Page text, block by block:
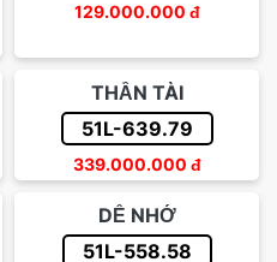
129.000.000 đ
THẦN TÀI
51L-639.79
339.000.000 đ
DỄ NHỚ
51L-558.58